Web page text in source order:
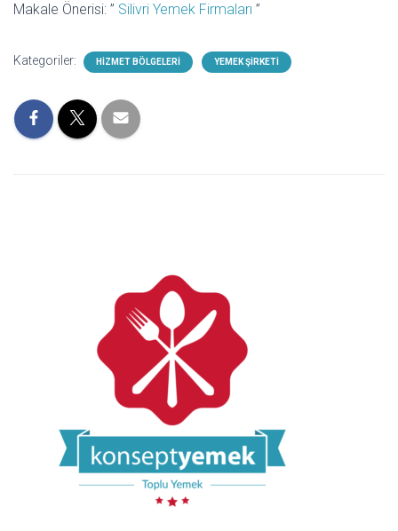
Makale Önerisi: ” Silivri Yemek Firmaları ”
Kategoriler: HIZMET BÖLGELERI YEMEK ŞIRKETI